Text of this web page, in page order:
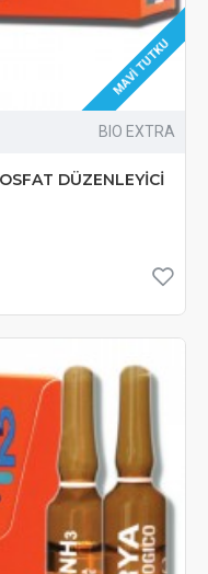
MAVI TUTKU
BIO EXTRA
DÜZENLEYİCİ